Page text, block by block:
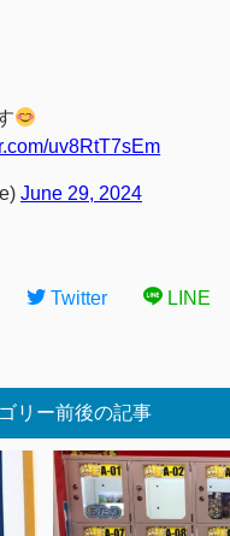
uv8RtT7sEm
June 29, 2024
Twitter LINE
リー前後の記事